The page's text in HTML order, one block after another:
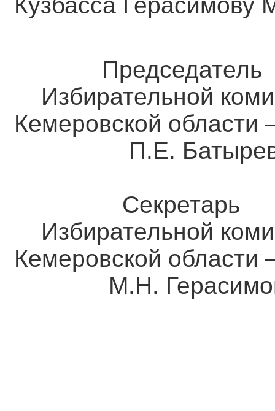
Председатель
Избирательной
Кемеровской
П.Е.
Секретарь
Избирательной
Кемеровской
М.Н.